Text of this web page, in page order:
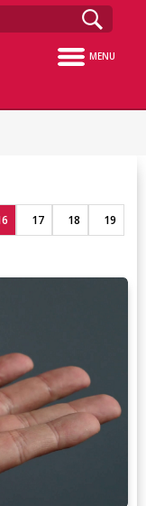
MENU
17 18 19